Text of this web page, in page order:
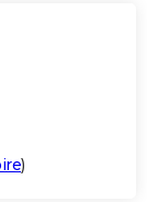
)